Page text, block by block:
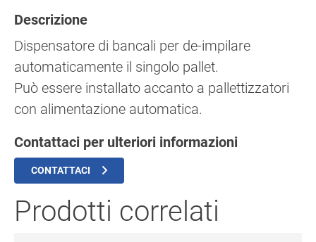
Descrizione
Dispensatore di bancali per de-impilare
automaticamente il singolo pallet.
Può essere installato accanto a pallettizzatori
con alimentazione automatica.
Contattaci per ulteriori informazioni
CONTATTACI
Prodotti correlati